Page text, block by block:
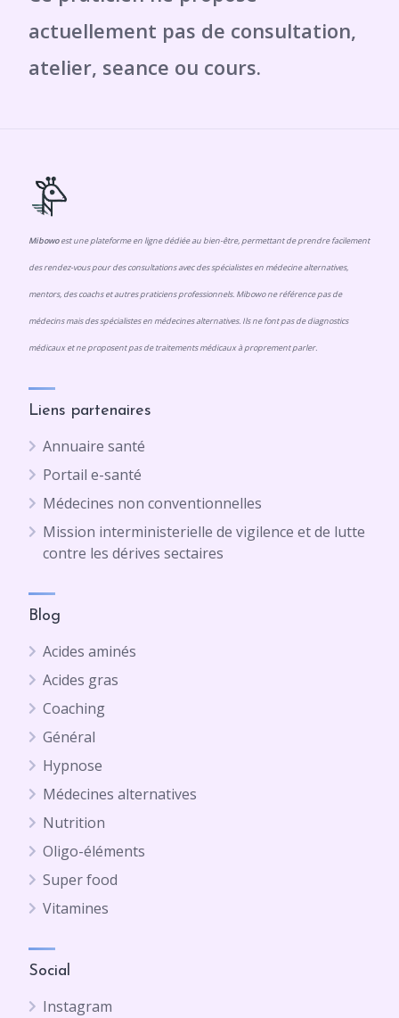
Mibowoest une plateforme en ligne dédiée au bien-être, permettant de prendre facilement
des rendez-vous pour des consultations avec des spécialistes en médecine alternatives,
mentors, des coachs et autres praticiens professionnels. Mibowo ne référence pas de
médecins mais des spécialistes en médecines alternatives. Ils ne font pas de diagnostics
médicaux et ne proposent pas de traitements médicaux à proprement parler.
Liens partenaires
Annuaire santé
Portail e-santé
Médecines non conventionnelles
Mission interministerielle de vigilence et de lutte
contre les dérives sectaires
Blog
Acides aminés
Acides gras
Coaching
Général
Hypnose
Médecines alternatives
Nutrition
Oligo-éléments
Super food
Vitamines
Social
Instagram